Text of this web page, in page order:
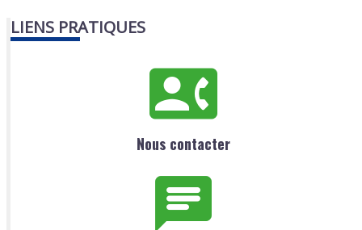
LIENS PRATIQUES
Nous contacter